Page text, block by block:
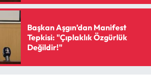
Başkan Aşgın’dan Manifest
Tepkisi: "Çıplaklık Özgürlük
Değildir!"